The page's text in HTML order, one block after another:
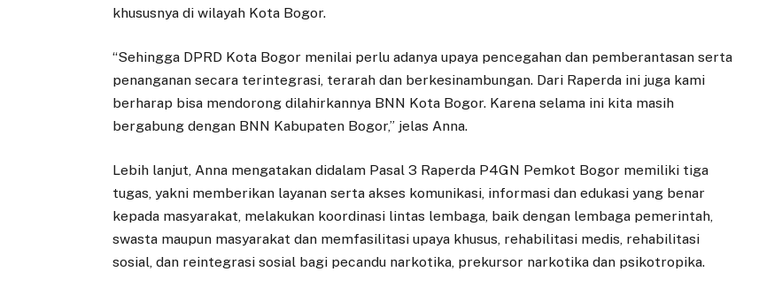
khususnya di wilayah Kota Bogor.
“Sehingga DPRD Kota Bogor menilai perlu adanya upaya pencegahan dan pemberantasan serta
penanganan secara terintegrasi, terarah dan berkesinambungan. Dari Raperda ini juga kami
berharap bisa mendorong dilahirkannya BNN Kota Bogor. Karena selama ini kita masih
bergabung dengan BNN Kabupaten Bogor,” jelas Anna.
Lebih lanjut, Anna mengatakan didalam Pasal 3 Raperda P4GN Pemkot Bogor memiliki tiga
tugas, yakni memberikan layanan serta akses komunikasi, informasi dan edukasi yang benar
kepada masyarakat, melakukan koordinasi lintas lembaga, baik dengan lembaga pemerintah,
swasta maupun masyarakat dan memfasilitasi upaya khusus, rehabilitasi medis, rehabilitasi
sosial, dan reintegrasi sosial bagi pecandu narkotika, prekursor narkotika dan psikotropika.